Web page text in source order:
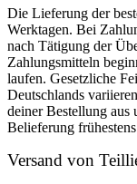
Die Lieferung der
Werktagen. Bei
nach Tätigung der
Zahlungsmitteln
laufen. Gesetzliche
Deutschlands
deiner Bestellung aus
Belieferung
Versand von